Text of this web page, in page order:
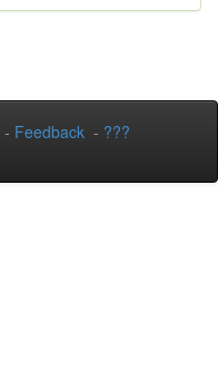
- Feedback - ???